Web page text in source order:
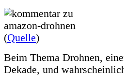
(Quelle)
Beim Thema Drohnen,
Dekade, und